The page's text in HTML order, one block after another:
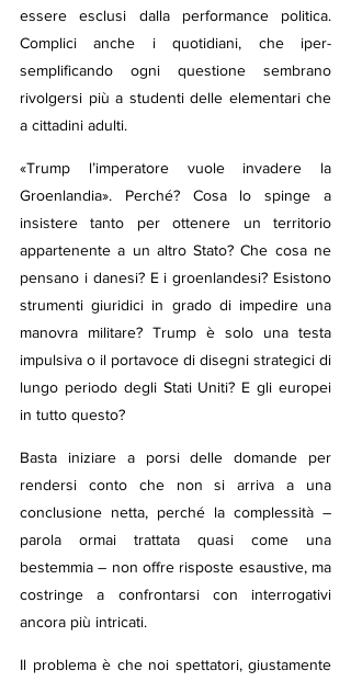
essere esclusi dalla performance politica.
Complici anche i quotidiani, che iper-
semplificando ogni questione sembrano
rivolgersi più a studenti delle elementari che
a cittadini adulti.
«Trump l’imperatore vuole invadere la
Groenlandia». Perché? Cosa lo spinge a
insistere tanto per ottenere un territorio
appartenente a un altro Stato? Che cosa ne
pensano i danesi? E i groenlandesi? Esistono
strumenti giuridici in grado di impedire una
manovra militare? Trump è solo una testa
impulsiva o il portavoce di disegni strategici di
lungo periodo degli Stati Uniti? E gli europei
in tutto questo?
Basta iniziare a porsi delle domande per
rendersi conto che non si arriva a una
conclusione netta, perché la complessità –
parola ormai trattata quasi come una
bestemmia – non offre risposte esaustive, ma
costringe a confrontarsi con interrogativi
ancora più intricati.
Il problema è che noi spettatori, giustamente